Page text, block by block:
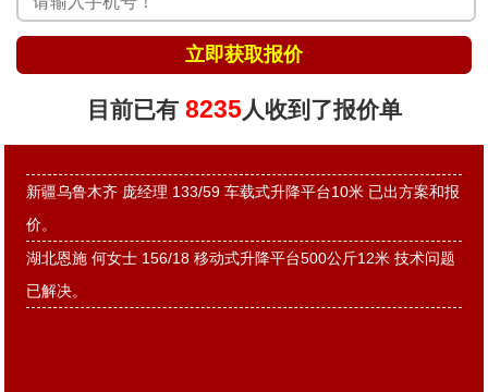
目前已有 8235人收到了报价单
湖北武汉 熊经理 177/09 移动式升降平台500公斤10米 已发送报
新疆乌鲁木齐 庞经理 133/59 车载式升降平台10米 已出方案和报
价。
湖北恩施 何女士 156/18 移动式升降平台500公斤12米 技术问题
已解决。